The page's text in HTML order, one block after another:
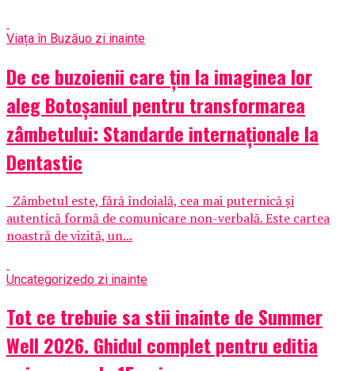
Viața în Buzăuo zi inainte
De ce buzoienii care țin la imaginea lor
aleg Botoșaniul pentru transformarea
zâmbetului: Standarde internaționale la
Dentastic
Zâmbetul este, fără îndoială, cea mai puternică și
autentică formă de comunicare non-verbală. Este cartea
noastră de vizită, un...
Uncategorizedo zi inainte
Tot ce trebuie sa stii inainte de Summer
Well 2026. Ghidul complet pentru editia